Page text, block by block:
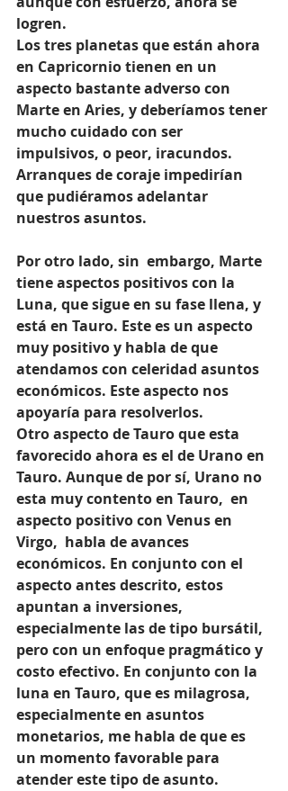
logren.
Los tres planetas que están ahora
en Capricornio tienen en un
aspecto bastante adverso con
Marte en Aries, y deberíamos tener
mucho cuidado con ser
impulsivos, o peor, iracundos.
Arranques de coraje impedirían
que pudiéramos adelantar
nuestros asuntos.
Por otro lado, sin  embargo, Marte
tiene aspectos positivos con la
Luna, que sigue en su fase llena, y
está en Tauro. Este es un aspecto
muy positivo y habla de que
atendamos con celeridad asuntos
económicos. Este aspecto nos
apoyaría para resolverlos.
Otro aspecto de Tauro que esta
favorecido ahora es el de Urano en
Tauro. Aunque de por sí, Urano no
esta muy contento en Tauro,  en
aspecto positivo con Venus en
Virgo,  habla de avances
económicos. En conjunto con el
aspecto antes descrito, estos
apuntan a inversiones,
especialmente las de tipo bursátil,
pero con un enfoque pragmático y
costo efectivo. En conjunto con la
luna en Tauro, que es milagrosa,
especialmente en asuntos
monetarios, me habla de que es
un momento favorable para
atender este tipo de asunto.